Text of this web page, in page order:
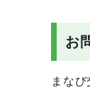
お
まな